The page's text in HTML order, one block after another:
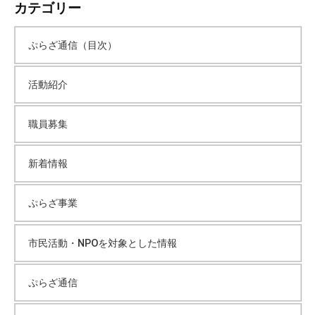
て
い
す
場
ぴ
1
階
カ
イ
ブ
カテゴリー
ぷらざ通信（目次）
活動紹介
職員募集
新着情報
ぷらざ事業
市民活動・NPOを対象とした情報
ぷらざ通信